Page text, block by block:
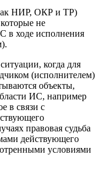
НИР, ОКР и ТР)
не
в ходе исполнения
когда для
(исполнителем)
объекты,
ИС, например
в связи с
правовая судьба
действующего
условиями